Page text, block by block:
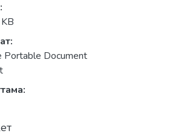
Portable Document